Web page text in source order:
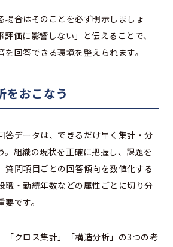
場合はそのことを必ず明示しましょ
価に影響しない」と伝えることで、
回答できる環境を整えられます。
をおこなう
答データは、できるだけ早く集計・分
。組織の現状を正確に把握し、課題を
質問項目ごとの回答傾向を数値化する
職・勤続年数などの属性ごとに切り分
です。
「クロス集計」「構造分析」の3つの考